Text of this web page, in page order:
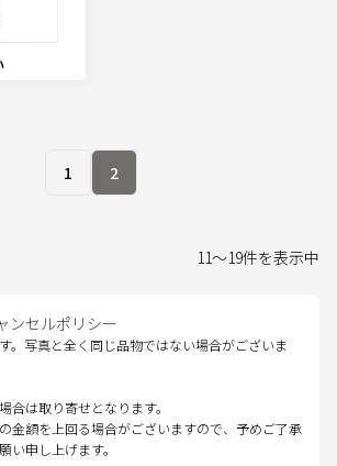
1 2
11～19件を表示中
ンセルポリシー
。写真と全く同じ品物ではない場合がございま
は取り寄せとなります。
金額を上回る場合がございますので、予めご了承
い申し上げます。